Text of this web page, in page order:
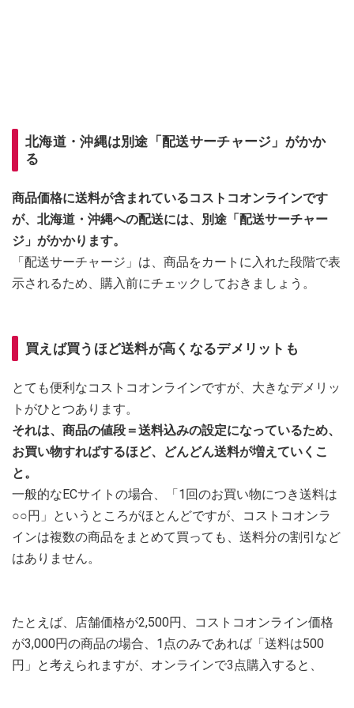
北海道・沖縄は別途「配送サーチャージ」がかか
る
商品価格に送料が含まれているコストコオンラインです
が、北海道・沖縄への配送には、別途「配送サーチャー
ジ」がかかります。
「配送サーチャージ」は、商品をカートに入れた段階で表
示されるため、購入前にチェックしておきましょう。
買えば買うほど送料が高くなるデメリットも
とても便利なコストコオンラインですが、大きなデメリッ
トがひとつあります。
それは、商品の値段＝送料込みの設定になっているため、
お買い物すればするほど、どんどん送料が増えていくこ
と。
一般的なECサイトの場合、「1回のお買い物につき送料は
○○円」というところがほとんどですが、コストコオンラ
インは複数の商品をまとめて買っても、送料分の割引など
はありません。
たとえば、店舗価格が2,500円、コストコオンライン価格
が3,000円の商品の場合、1点のみであれば「送料は500
円」と考えられますが、オンラインで3点購入すると、